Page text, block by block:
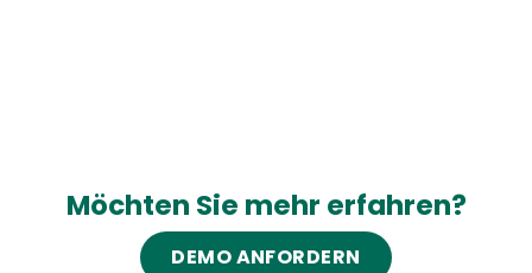
Möchten Sie mehr erfahren?
DEMO ANFORDERN